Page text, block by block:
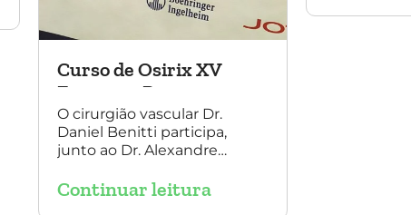
Curso de Osirix XV
Encontro Paranaense
O cirurgião vascular Dr.
Daniel Benitti participa,
junto ao Dr. Alexandre
Paranaense de Cirurgia
Continuar leitura